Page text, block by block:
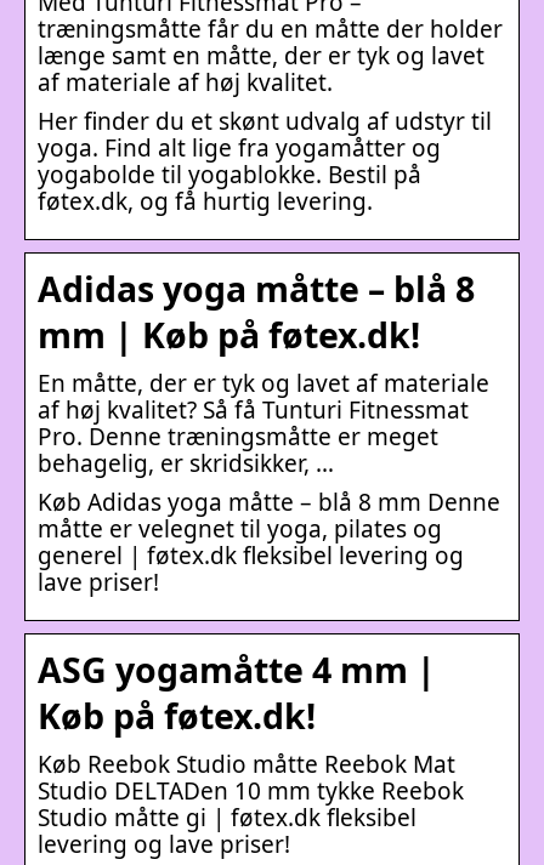
træningsmåtte får du en måtte der holder
længe samt en måtte, der er tyk og lavet
af materiale af høj kvalitet.
Her finder du et skønt udvalg af udstyr til
yoga. Find alt lige fra yogamåtter og
yogabolde til yogablokke. Bestil på
føtex.dk, og få hurtig levering.
Adidas yoga måtte – blå 8
mm | Køb på føtex.dk!
En måtte, der er tyk og lavet af materiale
af høj kvalitet? Så få Tunturi Fitnessmat
Pro. Denne træningsmåtte er meget
behagelig, er skridsikker, …
Køb Adidas yoga måtte – blå 8 mm Denne
måtte er velegnet til yoga, pilates og
generel | føtex.dk fleksibel levering og
lave priser!
ASG yogamåtte 4 mm |
Køb på føtex.dk!
Køb Reebok Studio måtte Reebok Mat
Studio DELTADen 10 mm tykke Reebok
Studio måtte gi | føtex.dk fleksibel
levering og lave priser!